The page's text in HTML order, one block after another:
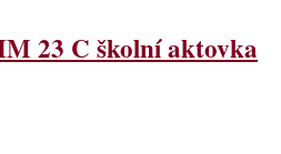
23 C školní aktovka